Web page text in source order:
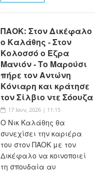
ΠΑΟΚ: Στον Δικέφαλο
ο Καλάθης - Στον
Κολοσσό ο Έζρα
Μανιόν - Το Μαρούσι
πήρε τον Αντώνη
Κόνιαρη και κράτησε
τον Σίλβιο ντε Σόουζα
17 Ιουν, 2026 | 11:15
Ο Νικ Καλάθης θα
συνεχίσει την καριέρα
του στον ΠΑΟΚ με τον
Δικέφαλο να κοινοποιεί
τη σπουδαία αυ